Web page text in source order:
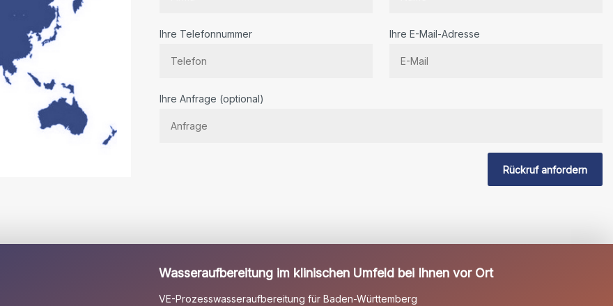
Ihre Telefonnummer Ihre E-Mail-Adresse
Sie
Ihre Anfrage (optional)
Rückruf anfordern
Wasseraufbereitung im klinischen Umfeld bei Ihnen vor Ort
VE-Prozesswasseraufbereitung für Baden-Württemberg